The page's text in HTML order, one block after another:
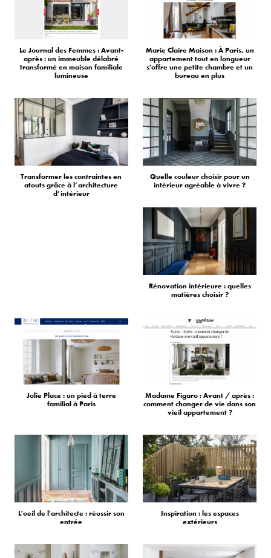
Le Journal des Femmes : Avant-
après : un immeuble délabré
transformé en maison familiale
lumineuse
Marie Claire Maison : À Paris, un
appartement tout en longueur
s'offre une petite chambre et un
bureau en plus
Transformer les contraintes en
atouts grâce à l’architecture
d’intérieur
Quelle couleur choisir pour un
intérieur agréable à vivre ?
Rénovation intérieure : quelles
matières choisir ?
Jolie Place : un pied à terre
familial à Paris
Madame Figaro : Avant / après :
comment changer de vie dans son
vieil appartement ?
L'oeil de l'architecte : réussir son
entrée
Inspiration : les espaces
extérieurs